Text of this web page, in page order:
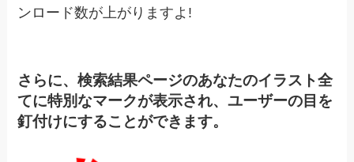
ンロード数が上がりますよ!
さらに、検索結果ページのあなたのイラスト全
てに特別なマークが表示され、ユーザーの目を
釘付けにすることができます。